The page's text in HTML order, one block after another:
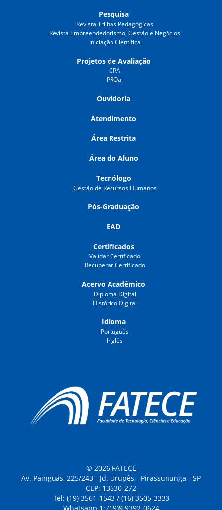
Pesquisa
Revista Trilhas Pedagógicas
Revista Empreendedorismo, Gestão e Negócios
Iniciação Científica
Projetos de Avaliação
CPA
PROai
Ouvidoria
Atendimento
Área Restrita
Área do Aluno
Tecnólogo
Gestão de Recursos Humanos
Pós-Graduação
EAD
Certificados
Validar Certificado
Recuperar Certificado
Acervo Acadêmico
Diploma Digital
Histórico Digital
Idioma
Português
Inglês
© 2026 FATECE
Av. Painguás, 225/243 - Jd. Urupês - Pirassununga - SP
CEP: 13630-272
Tel: (19) 3561-1543 / (16) 3505-3333
Whatsapp 1: (19)9 9392-0624